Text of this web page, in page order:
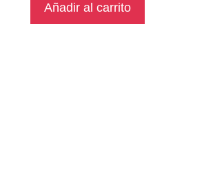
Añadir al carrito